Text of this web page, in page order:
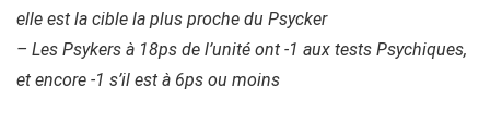
elle est la cible la plus proche du Psycker
– Les Psykers à 18ps de l’unité ont -1 aux tests Psychiques,
et encore -1 s’il est à 6ps ou moins